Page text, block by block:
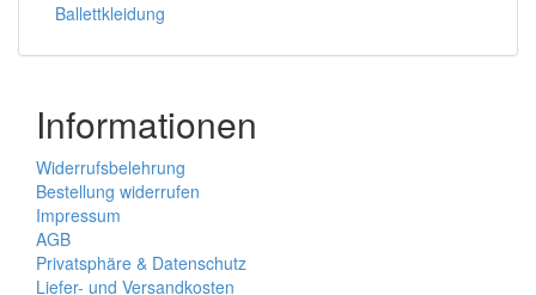
Ballettkleidung
Informationen
Widerrufsbelehrung
Bestellung widerrufen
Impressum
AGB
Privatsphäre & Datenschutz
Liefer- und Versandkosten